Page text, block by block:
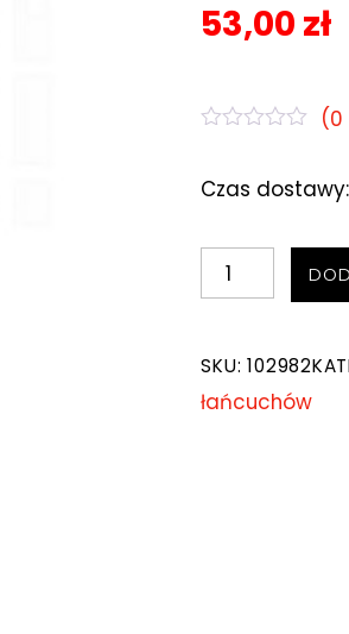
53,00 zł
e
o
5
(0
Czas
ilość
SMAR
ŁAŃCUCHA
MOTUL
SKU:102982
łańcuchów